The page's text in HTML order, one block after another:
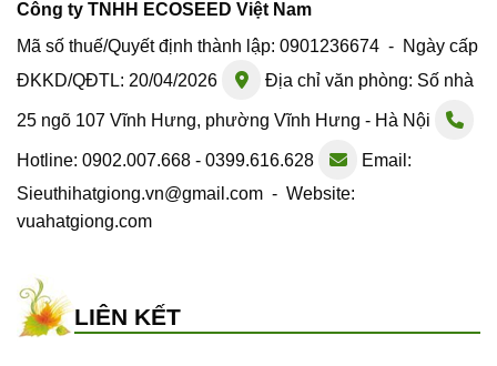
Công ty TNHH ECOSEED Việt Nam
Mã số thuế/Quyết định thành lập: 0901236674 - Ngày cấp
ĐKKD/QĐTL: 20/04/2026
Địa chỉ văn phòng: Số nhà
25 ngõ 107 Vĩnh Hưng, phường Vĩnh Hưng - Hà Nội
Hotline: 0902.007.668 - 0399.616.628
Email:
Sieuthihatgiong.vn@gmail.com - Website:
vuahatgiong.com
LIÊN KẾT